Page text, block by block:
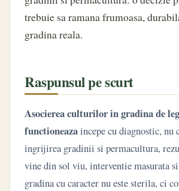
trebuie sa ramana frumoasa,
gradina reala.
Raspunsul pe scurt
Asocierea culturilor in gradina de
functioneazaincepe cu diagnostic, nu
ingrijirea gradinii si permacultura,
vine din sol viu, interventie masurata
gradina cu caracter nu este sterila, ci